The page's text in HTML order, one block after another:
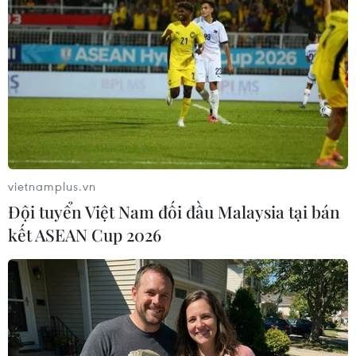
(Vietnam+)
#Xe taxi #Taxi công nghệ #Hãng taxi
#Uber
#Grab
#GrabShare #UberPOOL
vietnamplus.vn
Đội tuyển Việt Nam đối đầu Malaysia tại bán
kết ASEAN Cup 2026